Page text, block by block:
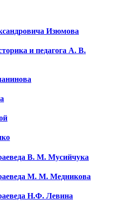
Изюмова
и педагога А. В.
В. М. Мусийчука
М. М. Медникова
Н.Ф. Левина